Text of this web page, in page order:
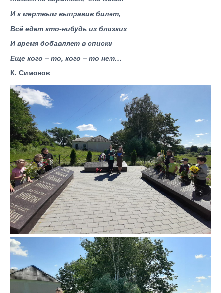
И к мертвым выправив билет,
Всё едет кто-нибудь из близких
И время добавляет в списки
Еще кого – то, кого – то нет…
К. Симонов